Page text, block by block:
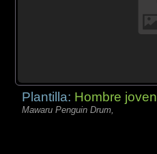
Plantilla: Hombre joven
Mawaru Penguin Drum,